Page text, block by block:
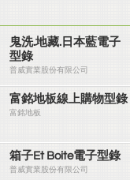
鬼洗.地藏.日本藍電子
型錄
普威實業股份有限公司
富銘地板線上購物型錄
富銘地板
箱子Et Boite電子型錄
普威實業股份有限公司